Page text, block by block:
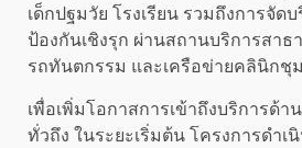
เด็กปฐมวัย โรงเรียน รวมถึงการจัด
ป้องกันเชิงรุก ผ่านสถานบริการสา
รถทันตกรรม และเครือข่ายคลินิก
เพื่อเพิ่มโอกาสการเข้าถึงบริการด้
ทั่วถึง ในระยะเริ่มต้น โครงการดำ